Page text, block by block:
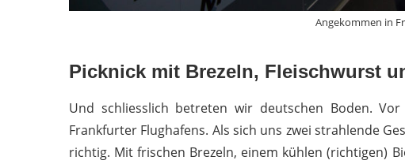
Angekommen in
Picknick mit Brezeln, Fleischwurst
Und schliesslich betreten wir deutschen Boden.
Frankfurter Flughafens. Als sich uns zwei strahlende
richtig. Mit frischen Brezeln, einem kühlen (richtigen)